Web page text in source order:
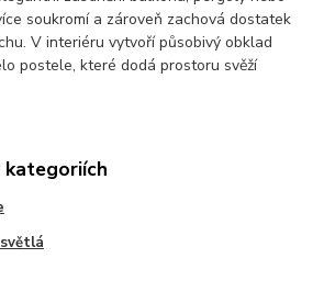
soukromí a zároveň zachová dostatek
V interiéru vytvoří působivý obklad
postele, které dodá prostoru svěží
kategoriích